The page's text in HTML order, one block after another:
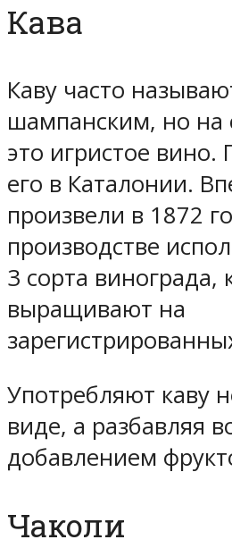
Кава
Каву часто
шампанским, но на
это игристое вино.
его в Каталонии.
произвели в 1872
производстве
3 сорта винограда,
выращивают на
Употребляют каву
виде, а разбавляя
добавлением
Чаколи